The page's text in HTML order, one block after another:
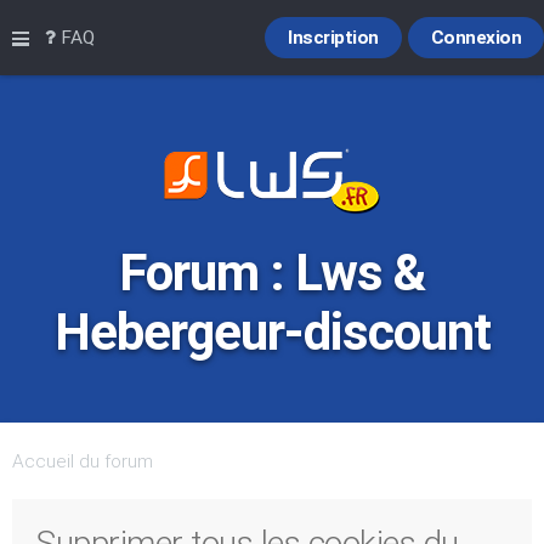
Raccourcis
FAQ Connexion
Inscription
Forum : Lws &
Hebergeur-discount
Accueil du forum